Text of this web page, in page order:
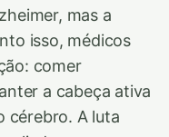
mas a
isso, médicos
comer
a cabeça ativa
cérebro. A luta